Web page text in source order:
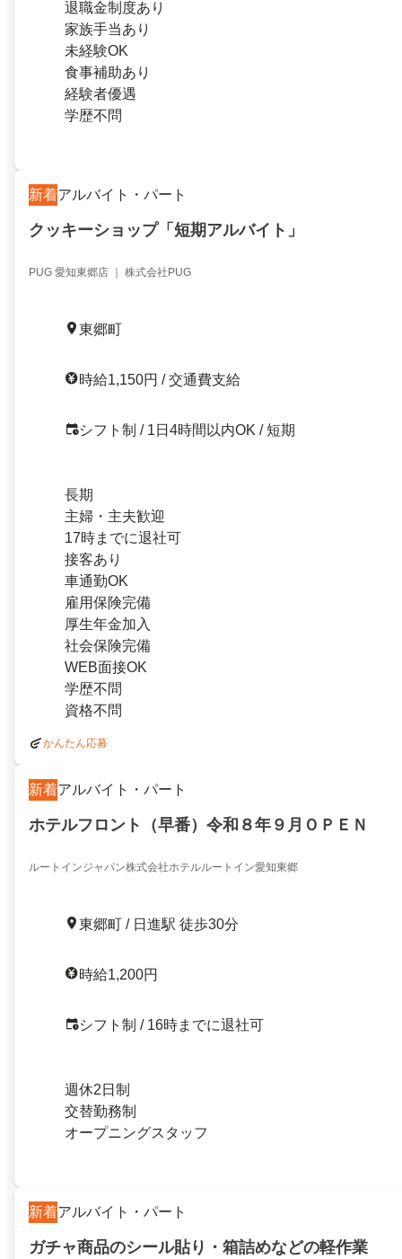
退職金制度あり
家族手当あり
未経験OK
食事補助あり
経験者優遇
学歴不問
新着アルバイト・パート
クッキーショップ「短期アルバイト」
PUG 愛知東郷店 ｜ 株式会社PUG
東郷町
時給1,150円 / 交通費支給
シフト制 / 1日4時間以内OK / 短期
長期
主婦・主夫歓迎
17時までに退社可
接客あり
車通勤OK
雇用保険完備
厚生年金加入
社会保険完備
WEB面接OK
学歴不問
資格不問
かんたん応募
新着アルバイト・パート
ホテルフロント（早番）令和８年９月ＯＰＥＮ
ルートインジャパン株式会社ホテルルートイン愛知東郷
東郷町 / 日進駅 徒歩30分
時給1,200円
シフト制 / 16時までに退社可
週休2日制
交替勤務制
オープニングスタッフ
新着アルバイト・パート
ガチャ商品のシール貼り・箱詰めなどの軽作業